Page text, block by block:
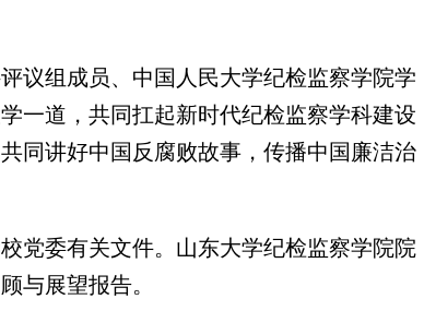
组成员、中国人民大学纪检监察学院学
一道，共同扛起新时代纪检监察学科建设
同讲好中国反腐败故事，传播中国廉洁治
委有关文件。山东大学纪检监察学院院
与展望报告。